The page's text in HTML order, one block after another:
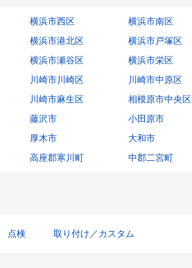
横浜市西区 横浜市南区
横浜市港北区 横浜市戸塚区
横浜市瀬谷区 横浜市栄区
川崎市川崎区 川崎市中原区
川崎市麻生区 相模原市中央区
藤沢市 小田原市
厚木市 大和市
高座郡寒川町 中郡二宮町
点検 取り付け／カスタム